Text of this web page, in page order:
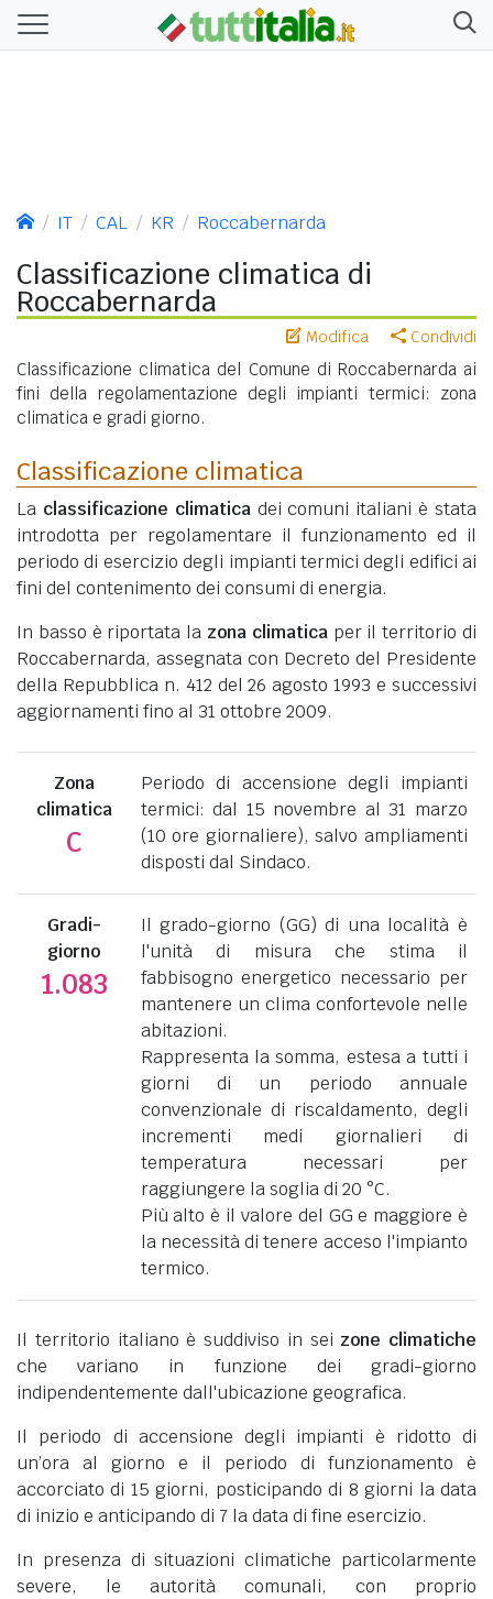
IT CAL KR Roccabernarda
Classificazione climatica di
Roccabernarda
Modifica Condividi
Classificazione climatica del Comune di Roccabernarda ai
fini della regolamentazione degli impianti termici: zona
climatica e gradi giorno.
Classificazione climatica
La classificazione climaticadei comuni italiani è stata
introdotta per regolamentare il funzionamento ed il
periodo di esercizio degli impianti termici degli edifici ai
fini del contenimento dei consumi di energia.
In basso è riportata la zona climaticaper il territorio di
Roccabernarda, assegnata con Decreto del Presidente
della Repubblica n. 412 del 26 agosto 1993 e successivi
aggiornamenti fino al 31 ottobre 2009.
Zona
climatica
C
Periodo di accensione degli impianti
termici: dal 15 novembre al 31 marzo
(10 ore giornaliere), salvo ampliamenti
disposti dal Sindaco.
Gradi-
giorno
1.083
Il grado-giorno (GG) di una località è
l'unità di misura che stima il
fabbisogno energetico necessario per
mantenere un clima confortevole nelle
abitazioni.
Rappresenta la somma, estesa a tutti i
giorni di un periodo annuale
convenzionale di riscaldamento, degli
incrementi medi giornalieri di
temperatura necessari per
raggiungere la soglia di 20 °C.
Più alto è il valore del GG e maggiore è
la necessità di tenere acceso l'impianto
termico.
Il territorio italiano è suddiviso in sei zone climatiche
che variano in funzione dei gradi-giorno
indipendentemente dall'ubicazione geografica.
Il periodo di accensione degli impianti è ridotto di
un’ora al giorno e il periodo di funzionamento è
accorciato di 15 giorni, posticipando di 8 giorni la data
di inizio e anticipando di 7 la data di fine esercizio.
In presenza di situazioni climatiche particolarmente
severe, le autorità comunali, con proprio